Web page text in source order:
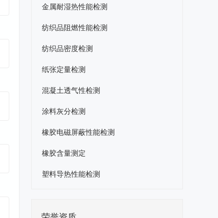
金属耐湿热性能检测
纺织品阻燃性能检测
纺织品密度检测
纸张定量检测
混凝土透气性检测
涂料灰分检测
橡胶电磁屏蔽性能检测
橡胶含量测定
塑料导热性能检测